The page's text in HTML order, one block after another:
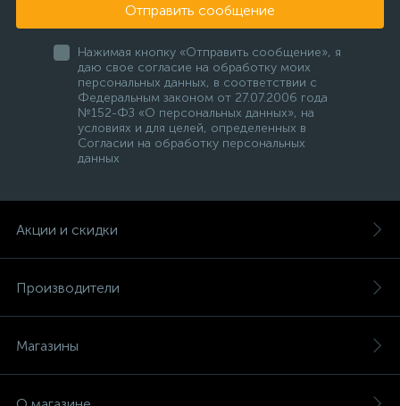
Отправить сообщение
Нажимая кнопку «Отправить сообщение», я
даю свое согласие на обработку моих
персональных данных, в соответствии с
Федеральным законом от 27.07.2006 года
№152-ФЗ «О персональных данных», на
условиях и для целей, определенных в
Согласии на обработку персональных
данных
Акции и скидки
Производители
Магазины